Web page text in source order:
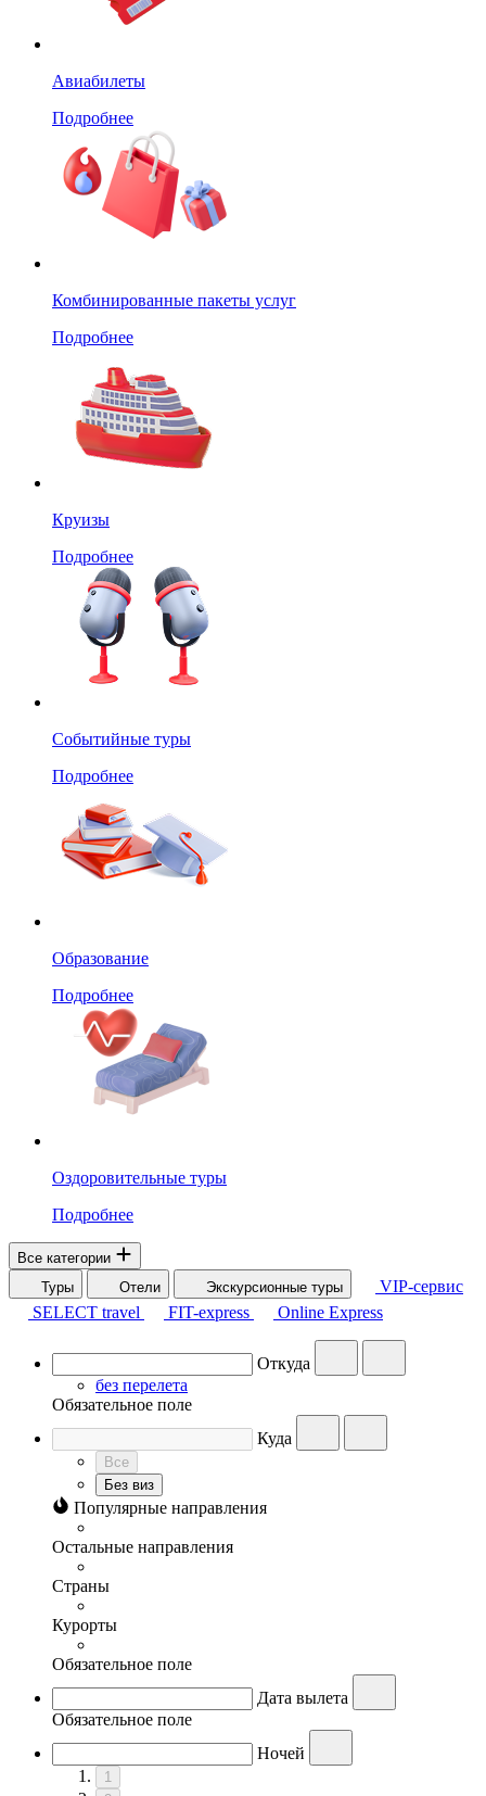
Авиабилеты
Подробнее
Комбинированные пакеты услуг
Подробнее
Круизы
Подробнее
Событийные туры
Подробнее
Образование
Подробнее
Оздоровительные туры
Подробнее
Все категории
Туры
Отели Экскурсионные туры
VIP-сервис
SELECT travel
FIT-express Online Express
Откуда
без перелета
Обязательное поле
Куда
Все
Без виз
Популярные направления
Остальные направления
Страны
Курорты
Обязательное поле
Дата вылета
Обязательное поле
Ночей
1